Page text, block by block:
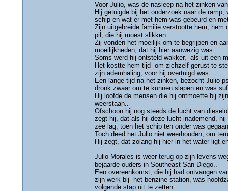
Voor Julio, was de nasleep na het zinken
Hij getuigde bij het onderzoek naar de
schip en wat er met hem was gebeurd en
Zijn uitgebreide familie verstootte hem, hem
pil, die hij moest slikken..
Zij vonden het moeilijk om te begrijpen en
moeilijkheden, dat hij hier aanwezig was..
Soms werd hij ontsteld wakker, als uit een
Het kostte hem tijd om zichzelf gerust te
zijn ademhaling, voor hij overtuigd was.
Een lange tijd na het zinken, bezocht Julio
dronk zwaar om te kunnen slapen en was
Hij loofde de mensen die hij ontmoette bij
weerstaan..
Ofschoon hij nog steeds de lucht van
zegt hij, dat als hij deze lucht inademend,
zee lag, toen het schip ten onder was
Toch deed het Julio niet weerhouden, om
Hij zegt, dat zolang hij hier in het water ligt
Julio Morales is weer terug op zijn levens
bejaarde ouders in Southeast San Diego..
Een overeenkomst, die hij had ontvangen
zijn werk bij het benzine station, was
volgende stap uit te zetten..